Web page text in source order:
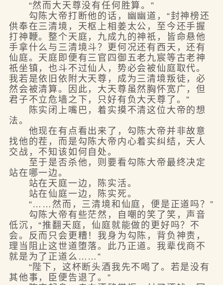
“然而大天尊没有任何胜算。”
勾陈大帝打断他的话，幽幽道，“封神榜还
供奉在三清境，天枢上相姜太公，至今还手握
打神鞭。整个天庭，九成九的神祇，皆命悬他
手拿什么与三清境斗？更何况还有西天，还有
仙庭。天庭即便有三官四御五老九宸等古老神
祇坐镇，也斗不过仙人，势必会被仙庭取代。
我若是依旧依附大天尊，成为三清境叛徒，必
然会被清算。因此，大天尊虽然胸怀宽广，但
君子不立危墙之下，只好有负大天尊了。”
陈实闭上嘴巴，着实摸不清这位大帝的想
法。
他现在有点看出来了，勾陈大帝并非故意
找他的茬，而是勾陈大帝内心着实纠结，天人
交战，不知该如何自处。
至于是否杀他，则要看勾陈大帝最终决定
站在哪一边。
站在天庭一边，陈实活。
站在仙庭一边，陈实死。
“……然而，三清境和仙庭，便是正道吗？”
勾陈大帝有些茫然，自嘲的笑了笑，声音
低沉，“推翻天庭，仙庭就能做的更好吗？不
会。反而只会更糟！我身为勾陈，背负神责，
理当阻止这世道堕落。此乃正道。我辈伐商不
就是为了正道么……”
“陛下，这杯断头酒我先不喝了。若是没有
其他事，臣便告退了。”